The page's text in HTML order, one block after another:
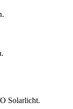
Solarlicht.